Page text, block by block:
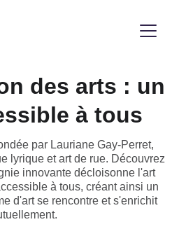
des arts : un
à tous
par Lauriane Gay-Perret,
lyrique et art de rue. Découvrez
innovante décloisonne l'art
à tous, créant ainsi un
d'art se rencontre et s'enrichit